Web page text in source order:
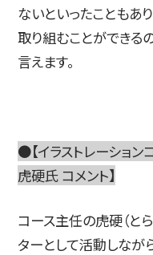
ないといったこともあ
取り組むことができる
言えます。
●【イラストレーショ
虎硬氏 コメント】
コース主任の虎硬（と
ターとして活動しなが